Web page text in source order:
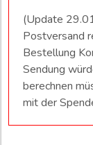
(Update
Postversand
Bestellung
Sendung
berechnen
mit der